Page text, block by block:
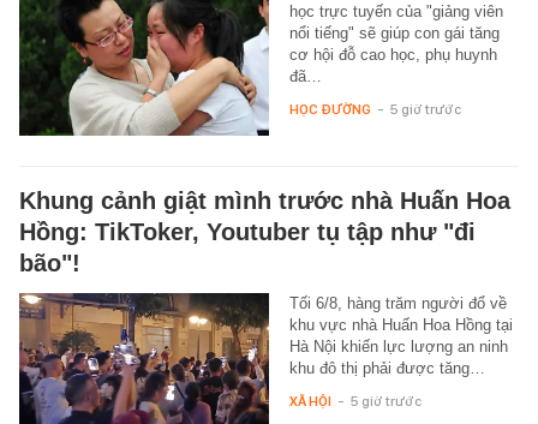
học trực tuyến của "giảng viên
nổi tiếng" sẽ giúp con gái tăng
cơ hội đỗ cao học, phụ huynh
đã…
HỌC ĐƯỜNG - 5 giờ trước
Khung cảnh giật mình trước nhà Huấn Hoa
Hồng: TikToker, Youtuber tụ tập như "đi
bão"!
Tối 6/8, hàng trăm người đổ về
khu vực nhà Huấn Hoa Hồng tại
Hà Nội khiến lực lượng an ninh
khu đô thị phải được tăng…
XÃ HỘI - 5 giờ trước